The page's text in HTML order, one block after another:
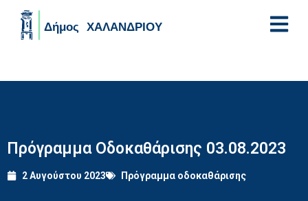
Πρόγραμμα Οδοκαθάρισης 03.08.2023
2 Αυγούστου 2023 Πρόγραμμα οδοκαθάρισης